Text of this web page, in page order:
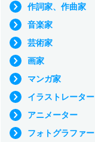
作詞家、作曲家
音楽家
芸術家
画家
マンガ家
イラストレーター
アニメーター
フォトグラファー